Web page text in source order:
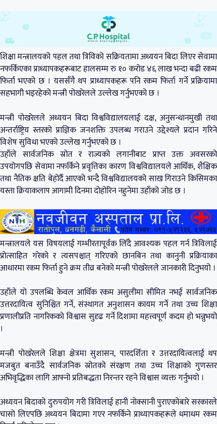
शिक्षा मन्त्रालयको पहल तथा त्रिविको सक्रियतामा अध्ययन बिदा लिएर सेवामा
नफर्किएका प्राध्यापकहरूबाट हालसम्म रु १० करोड ४६ लाख भन्दा बढी रकम
फिर्ता भएको छ । यससँगै थप प्राध्यापकहरू पनि रकम फिर्ता गर्ने प्रक्रियामा
सहभागी भइरहेको मन्त्री पोखरेलले उल्लेख गर्नुभएको छ ।
मन्त्री पोखरेलले अध्ययन बिदा विश्वविद्यालयलाई दक्ष, अनुसन्धानमुखी तथा
अन्तर्राष्ट्रिय स्तरको प्राज्ञिक जनशक्ति उपलब्ध गराउने उद्देश्यले प्रदान गरिने
विशेष सुविधा भएको उल्लेख गर्नुभएको छ ।
उहाँले सार्वजनिक स्रोत र राज्यको लगानीबाट प्राप्त उक्त अवसरको
उपयोगपछि सेवामा नफर्किने प्रवृत्तिका कारण विश्वविद्यालयले आर्थिक, शैक्षिक
तथा नैतिक क्षति बेहोर्दै आएको भन्दै विश्वविद्यालयको साख गिराउने किसिमका
यस्ता क्रियाकलाप आगामी दिनमा दोहोरिन नहुनेमा उहाँको जोड छ ।
मन्त्रालयले यस विषयलाई गम्भीरतापूर्वक लिँदै आवश्यक पहल गर्न त्रिविलाई
प्रोत्साहित गरेको र त्यसपश्चात् गरिएको छानबिन तथा कानुनी प्रक्रियाका
आधारमा रकम फिर्ता हुने क्रम तीव्र बनेको मन्त्री पोखरेलले जानकारी दिनुभयो ।
उहाँले यो उपलब्धि केवल आर्थिक रकम असुलीमा सीमित नभई सार्वजनिक
उत्तरदायित्व सुनिश्चित गर्ने, संस्थागत अनुशासन कायम गर्ने तथा उच्च शिक्षा
प्रणालीप्रति नागरिकको विश्वास सुदृढ गर्ने दिशामा महत्त्वपूर्ण कदम हो भन्नुभयो
।
मन्त्री पोखरेलले शिक्षा क्षेत्रमा सुशासन, पारदर्शिता र उत्तरदायित्वलाई थप
मजबुत बनाउँदै सार्वजनिक स्रोतको संरक्षण तथा उच्च शिक्षाको गुणस्तर
अभिवृद्धिका लागि आफ्नो प्रतिबद्धता निरन्तर रहने विश्वास व्यक्त गर्नुभयो ।
अध्ययन बिदाको दुरुपयोग गरी त्रिविलाई हानी नोक्सानी पुराएकोबारे सरकारले
चासो लिएपछि अध्ययन बिदामा गएर नफर्किने प्राध्यापकहरूले धमाधम रकम